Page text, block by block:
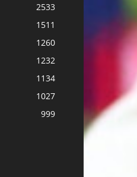
2533
1511
1260
1232
1134
1027
999